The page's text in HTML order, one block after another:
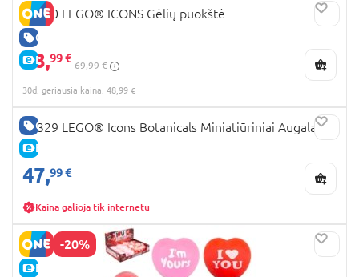
GERA KAINA
E-KAINA
10280 LEGO® ICONS Gėlių puokštė
48,99 €
69,99 €
30d. geriausia kaina: 48,99 €
GERA KAINA
E-KAINA
10329 LEGO® Icons Botanicals Miniatiūriniai Augalai
47,99 €
Kaina galioja tik internetu
-20%
E-KAINA